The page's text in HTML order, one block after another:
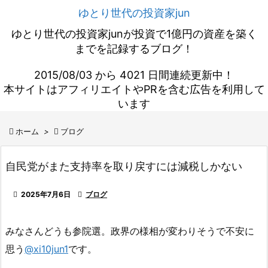
ゆとり世代の投資家jun
ゆとり世代の投資家junが投資で1億円の資産を築く
までを記録するブログ！
2015/08/03 から 4021 日間連続更新中！
本サイトはアフィリエイトやPRを含む広告を利用して
います
 ホーム >  ブログ
自民党がまた支持率を取り戻すには減税しかない
 2025年7月6日  ブログ
みなさんどうも参院選。政界の様相が変わりそうで不安に
思う @xi10jun1です。